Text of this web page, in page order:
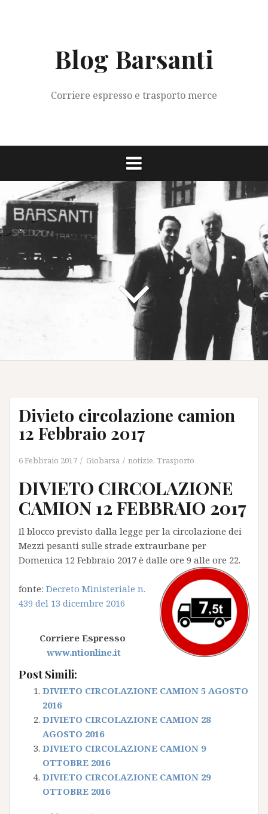
Blog Barsanti
Corriere espresso e trasporto merce
Divieto circolazione camion
12 Febbraio 2017
6 Febbraio 2017 Giobarsa notizie, Trasporto
DIVIETO CIRCOLAZIONE
CAMION 12 FEBBRAIO 2017
Il blocco previsto dalla legge per la circolazione dei
Mezzi pesanti sulle strade extraurbane per
Domenica 12 Febbraio 2017 è dalle ore 9 alle ore 22.
fonte: Decreto Ministeriale n.
439 del 13 dicembre 2016
Corriere Espresso
www.ntionline.it
Post Simili:
DIVIETO CIRCOLAZIONE CAMION 5 AGOSTO
2016
DIVIETO CIRCOLAZIONE CAMION 28
AGOSTO 2016
DIVIETO CIRCOLAZIONE CAMION 9
OTTOBRE 2016
DIVIETO CIRCOLAZIONE CAMION 29
OTTOBRE 2016